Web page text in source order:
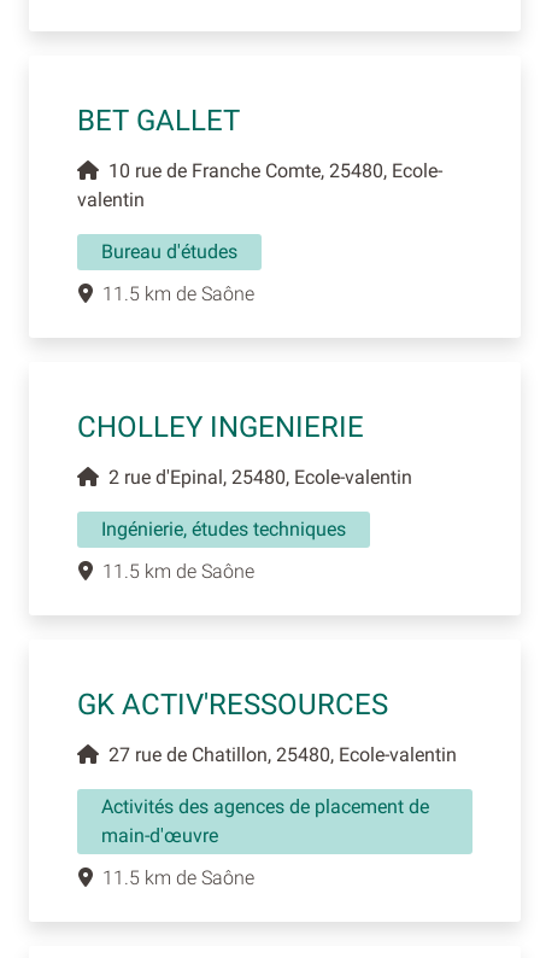
BET GALLET
10 rue de Franche Comte, 25480, Ecole-
valentin
Bureau d'études
11.5 km de Saône
CHOLLEY INGENIERIE
2 rue d'Epinal, 25480, Ecole-valentin
Ingénierie, études techniques
11.5 km de Saône
GK ACTIV'RESSOURCES
27 rue de Chatillon, 25480, Ecole-valentin
Activités des agences de placement de
main-d'œuvre
11.5 km de Saône